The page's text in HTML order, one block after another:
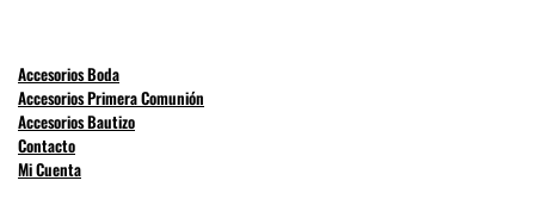
Accesorios Boda
Accesorios Primera Comunión
Accesorios Bautizo
Contacto
Mi Cuenta